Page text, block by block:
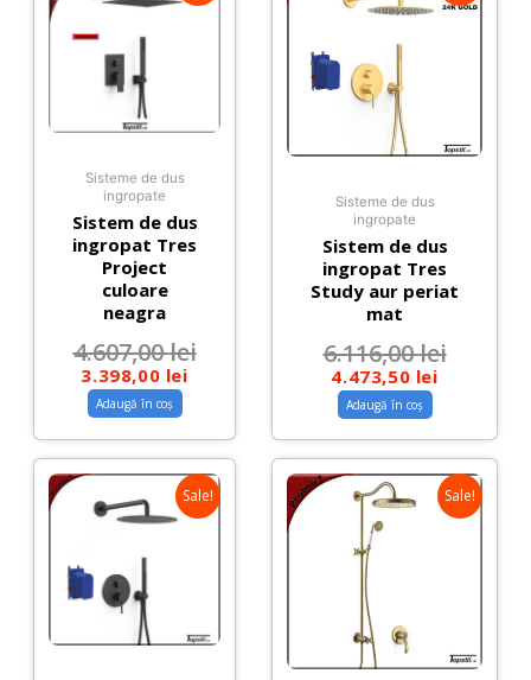
Sisteme de dus
ingropate
Sistem de dus
ingropat Tres
Project
culoare
neagra
4.607,00lei
3.398,00 lei
Adaugă în coș
Sisteme de dus
ingropate
Sistem de dus
ingropat Tres
Study aur periat
mat
6.116,00lei
4.473,50 lei
Adaugă în coș
Sale! Sale!